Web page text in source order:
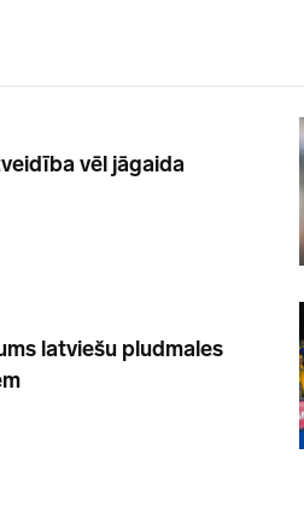
vēl jāgaida
latviešu pludmales